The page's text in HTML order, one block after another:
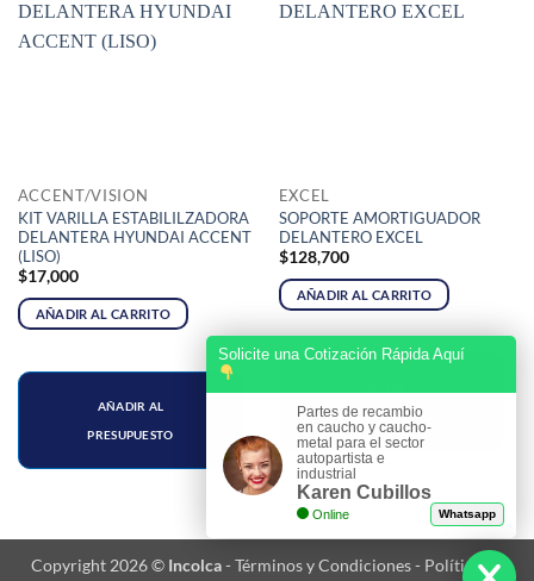
ACCENT/VISION
KIT VARILLA ESTABILILZADORA
DELANTERA HYUNDAI ACCENT
(LISO)
$17,000
AÑADIR AL CARRITO
AÑADIR AL
PRESUPUESTO
EXCEL
SOPORTE AMORTIGUADOR
DELANTERO EXCEL
$128,700
AÑADIR AL CARRITO
PRESUPUESTO
Copyright 2026 © Incolca- Términos y Condiciones- Política de
Solicite una Cotización Rápida Aquí
Partes de recambio
en caucho y caucho-
metal para el sector
autopartista e
industrial
Karen Cubillos
Online Whatsapp